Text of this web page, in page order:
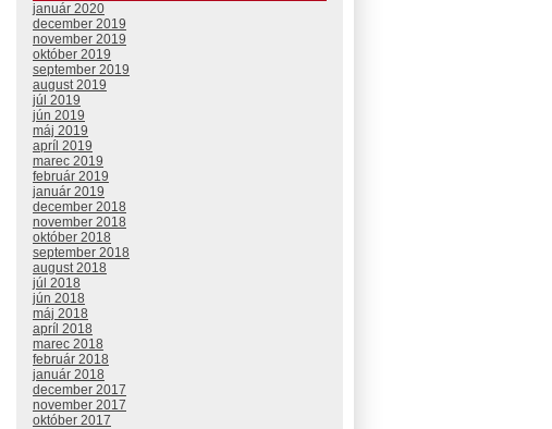
január 2020
december 2019
november 2019
október 2019
september 2019
august 2019
júl 2019
jún 2019
máj 2019
apríl 2019
marec 2019
február 2019
január 2019
december 2018
november 2018
október 2018
september 2018
august 2018
júl 2018
jún 2018
máj 2018
apríl 2018
marec 2018
február 2018
január 2018
december 2017
november 2017
október 2017